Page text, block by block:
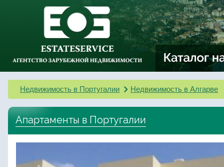
Недвижимость в Португалии Недвижимость в Алгарве
Апартаменты в Португалии